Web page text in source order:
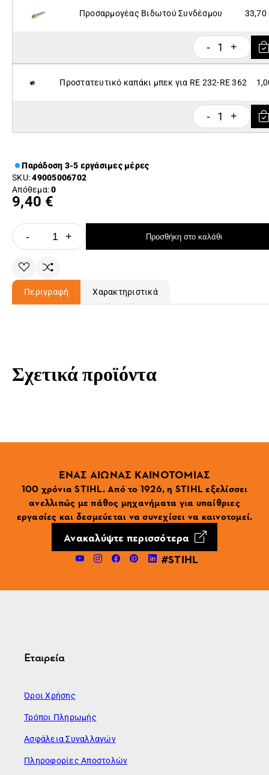
Προσαρμογέας Βιδωτού Συνδέσμου 33,70
- 1 +
Προστατευτικό καπάκι μπεκ για RE 232-RE 362
- 1 +
Παράδοση 3-5 εργάσιμες μέρες
SKU:49005006702
Απόθεμα:0
9,40 €
- + Προσθήκη στο καλάθι
Περιγραφή Χαρακτηριστικά
Σχετικά προϊόντα
ΕΝΑΣ ΑΙΩΝΑΣ ΚΑΙΝΟΤΟΜΙΑΣ
100 χρόνια STIHL. Από το 1926, η STIHL εξελίσσει
ανελλιπώς με πάθος μηχανήματα για υπαίθριες
εργασίες και δεσμεύεται να συνεχίσει να καινοτομεί.
Ανακαλύψτε περισσότερα
#STIHL
Εταιρεία
Όροι Χρήσης
Τρόποι Πληρωμής
Ασφάλεια Συναλλαγών
Πληροφορίες Αποστολών